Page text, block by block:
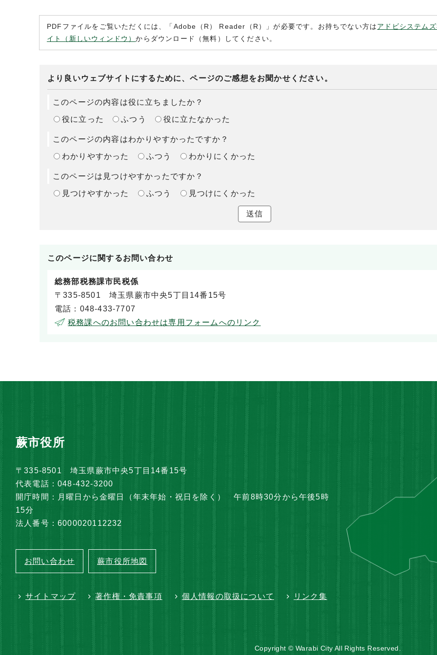
PDFファイルをご覧いただくには、「Adobe（R） Reader（R）」が必要です。お持ちでない方はアドビシステム
イト（新しいウィンドウ）からダウンロード（無料）してください。
より良いウェブサイトにするために、ページのご感想をお聞かせください。
このページの内容は役に立ちましたか？
役に立った ふつう 役に立たなかった
このページの内容はわかりやすかったですか？
わかりやすかった ふつう わかりにくかった
このページは見つけやすかったですか？
見つけやすかった ふつう 見つけにくかった
送信
このページに関するお問い合わせ
総務部税務課市民税係
〒335-8501 埼玉県蕨市中央5丁目14番15号
電話：048-433-7707
税務課へのお問い合わせは専用フォームへのリンク
蕨市役所
〒335-8501 埼玉県蕨市中央5丁目14番15号
代表電話：048-432-3200
開庁時間：月曜日から金曜日（年末年始・祝日を除く） 午前8時30分から午後5時
15分
法人番号：6000020112232
お問い合わせ 蕨市役所地図
サイトマップ 著作権・免責事項 個人情報の取扱について リンク集
Copyright © Warabi City All Rights Reserved.